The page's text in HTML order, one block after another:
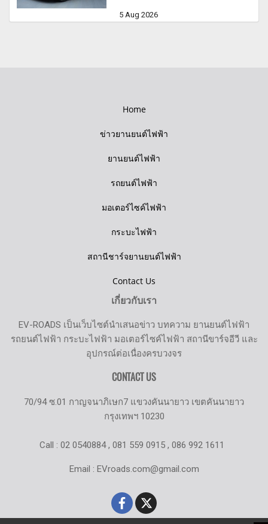
5 Aug 2026
Home
ข่าวยานยนต์ไฟฟ้า
ยานยนต์ไฟฟ้า
รถยนต์ไฟฟ้า
มอเตอร์ไซค์ไฟฟ้า
กระบะไฟฟ้า
สถานีชาร์จยานยนต์ไฟฟ้า
Contact Us
เกี่ยวกับเรา
EV-ROADS เป็นเว็บไซต์นำเสนอข่าว บทความ ยานยนต์ไฟฟ้า
รถยนต์ไฟฟ้า กระบะไฟฟ้า มอเตอร์ไซค์ไฟฟ้า สถานีขาร์จอีวี และ
อุปกรณ์ต่อเนื่องครบวงจร
CONTACT US
70/94 ซ.01 กาญจนาภิเษก7 แขวงคันนายาว เขตคันนายาว
กรุงเทพฯ 10230
Call : 02 0540884 , 081 559 0915 , 086 992 1611
Email : EVroads.com@gmail.com